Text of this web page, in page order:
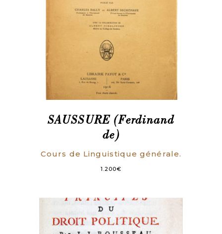
SAUSSURE (Ferdinand
de)
Cours de Linguistique générale.
1.200€